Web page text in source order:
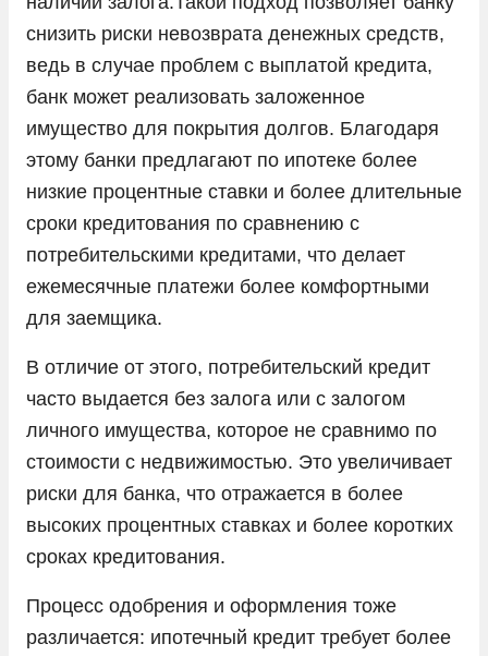
снизить риски невозврата денежных средств,
ведь в случае проблем с выплатой кредита,
банк может реализовать заложенное
имущество для покрытия долгов. Благодаря
этому банки предлагают по ипотеке более
низкие процентные ставки и более длительные
сроки кредитования по сравнению с
потребительскими кредитами, что делает
ежемесячные платежи более комфортными
для заемщика.
В отличие от этого, потребительский кредит
часто выдается без залога или с залогом
личного имущества, которое не сравнимо по
стоимости с недвижимостью. Это увеличивает
риски для банка, что отражается в более
высоких процентных ставках и более коротких
сроках кредитования.
Процесс одобрения и оформления тоже
различается: ипотечный кредит требует более